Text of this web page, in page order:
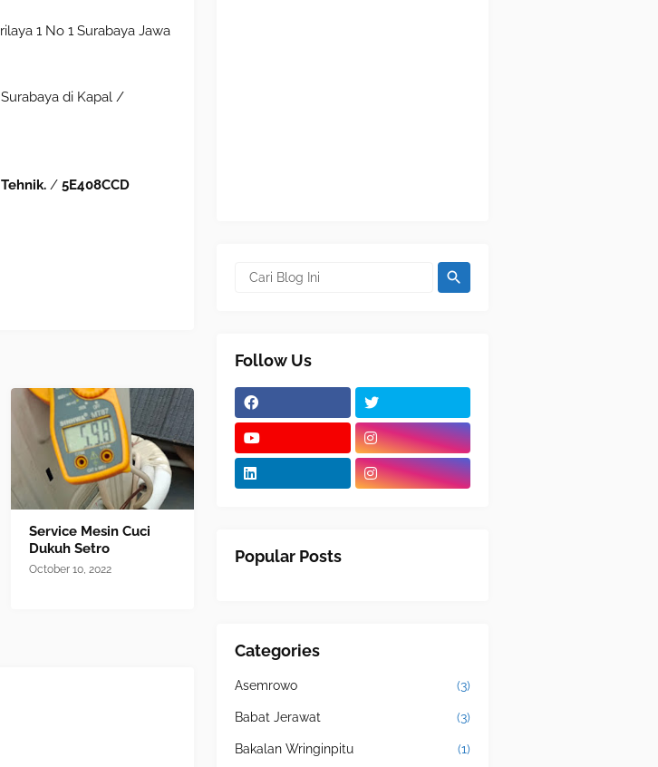
1 No 1 Surabaya Jawa
di Kapal /
/ 5E408CCD
Service Mesin Cuci
Dukuh Setro
October 10, 2022
Follow Us
Popular Posts
Categories
Asemrowo (3)
Babat Jerawat (3)
Bakalan Wringinpitu (1)